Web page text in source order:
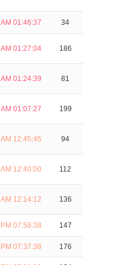
AM 01:46:37 34
AM 01:27:04 186
AM 01:24:39 81
AM 01:07:27 199
AM 12:45:45 94
AM 12:40:00 112
AM 12:14:12 136
PM 07:58:38 147
PM 07:37:38 176